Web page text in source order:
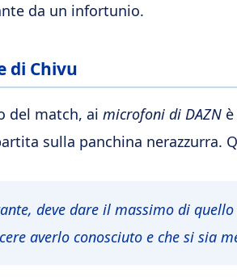
da un infortunio.
di Chivu
del match, ai microfoni di DAZN
sulla panchina nerazzurra.
deve dare il massimo di
averlo conosciuto e che si sia